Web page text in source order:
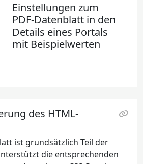
Einstellungen zum
PDF-Datenblatt in den
Details eines Portals
mit Beispielwerten
des HTML-
ist grundsätzlich Teil der
die entsprechenden